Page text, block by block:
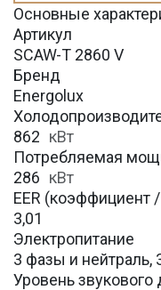
Основные
Артикул
SCAW-T 2860 V
Бренд
Energolux
862 кВт
Потребляемая
286 кВт
EER (коэффициент
3,01
Электропитание
3 фазы и нейтраль,
Уровень звукового